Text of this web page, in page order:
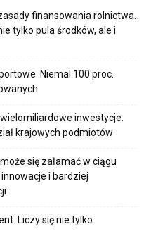
finansowania rolnictwa.
tylko pula środków, ale i
Niemal 100 proc.
inwestycje.
krajowych podmiotów
się załamać w ciągu
i bardziej
Liczy się nie tylko